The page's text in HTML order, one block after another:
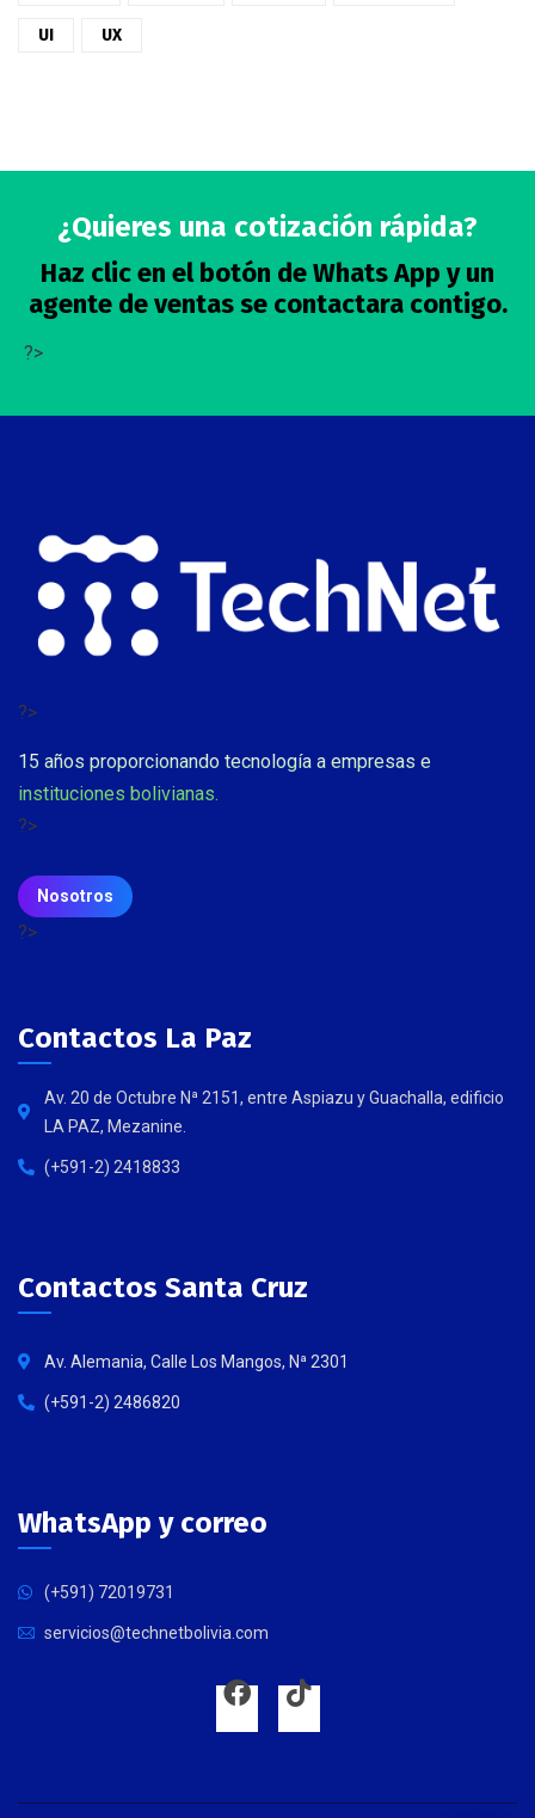
UI UX
¿Quieres una cotización rápida?
Haz clic en el botón de Whats App y un
agente de ventas se contactara contigo.
?>
?>
15 años proporcionando tecnología a empresas e
instituciones bolivianas.
?>
Nosotros
?>
Contactos La Paz
Av. 20 de Octubre Nª 2151, entre Aspiazu y Guachalla, edificio
LA PAZ, Mezanine.
(+591-2) 2418833
Contactos Santa Cruz
Av. Alemania, Calle Los Mangos, Nª 2301
(+591-2) 2486820
WhatsApp y correo
(+591) 72019731
servicios@technetbolivia.com